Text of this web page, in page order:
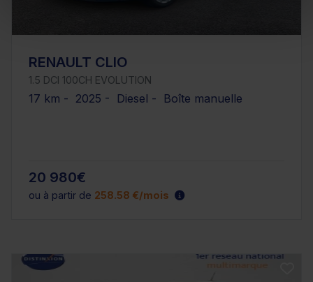
RENAULT CLIO
1.5 DCI 100CH EVOLUTION
17 km - 2025 - Diesel - Boîte manuelle
20 980€
ou à partir de 258.58 €/mois